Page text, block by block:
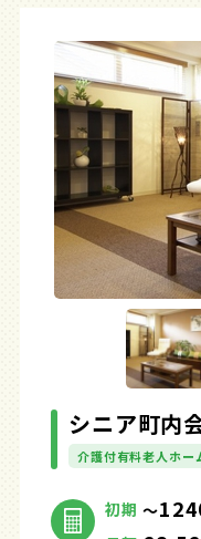
シニア町内
介護付有料老人ホー
初期 ～